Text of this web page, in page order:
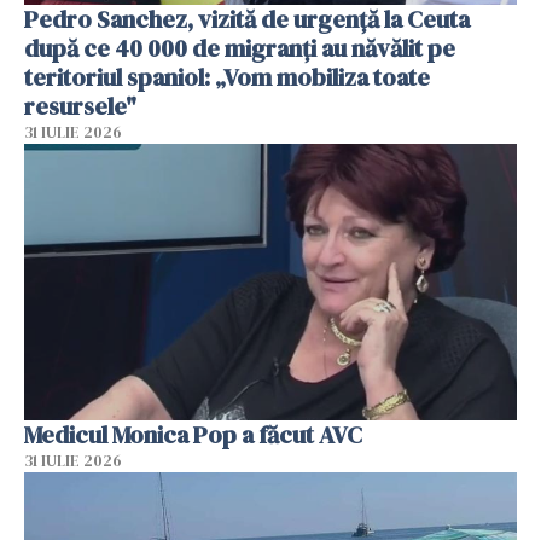
Pedro Sanchez, vizită de urgență la Ceuta
după ce 40 000 de migranți au năvălit pe
teritoriul spaniol: „Vom mobiliza toate
resursele"
31 IULIE 2026
Medicul Monica Pop a făcut AVC
31 IULIE 2026